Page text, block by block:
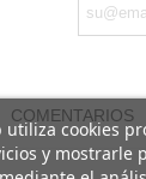
utiliza cookies
y mostrarle
COMENTARIOS